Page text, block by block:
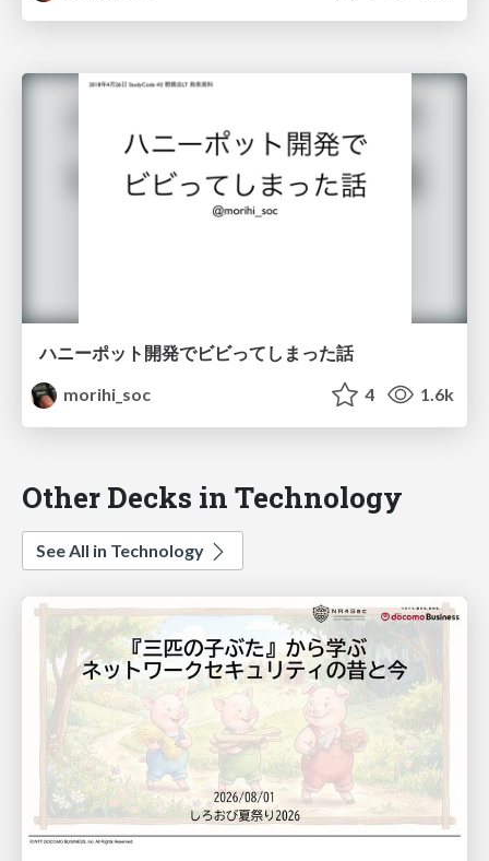
ハニーポット開発でビビってしまった話
morihi_soc
4 1.6k
Other Decks in Technology
See All in Technology